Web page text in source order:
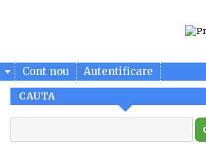
Cont nou Autentificare
CAUTA